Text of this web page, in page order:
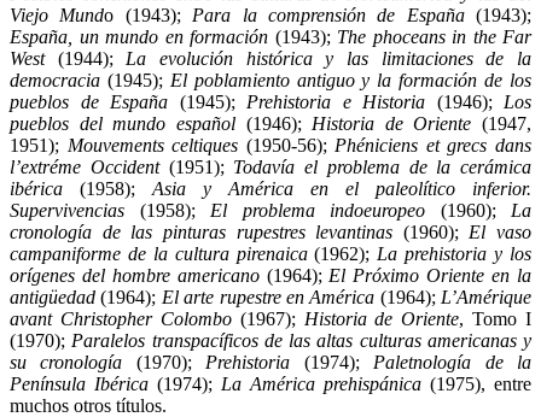
Viejo Mundo (1943); Para la comprensión de España(1943);
España, un mundo en formación (1943); The phoceans in the Far
West(1944); La evolución histórica y las limitaciones de la
democracia (1945); El poblamiento antiguo y la formación de los
pueblos de España (1945); Prehistoria e Historia (1946); Los
pueblos del mundo español(1946); Historia de Oriente (1947,
1951); Mouvements celtiques (1950-56); Phéniciens et grecs dans
l’extréme Occident(1951); Todavía el problema de la cerámica
ibérica (1958); Asia y América en el paleolítico inferior.
Supervivencias (1958); El problema indoeuropeo (1960); La
cronología de las pinturas rupestres levantinas (1960); El vaso
campaniforme de la cultura pirenaica(1962); La prehistoria y los
orígenes del hombre americano(1964); El Próximo Oriente en la
antigüedad(1964); El arte rupestre en América (1964); L’Amérique
avant Christopher Colombo(1967); Historia de Oriente, Tomo I
(1970); Paralelos transpacíficos de las altas culturas americanas y
su cronología (1970); Prehistoria (1974); Paletnología de la
Península Ibérica (1974); La América prehispánica (1975), entre
muchos otros títulos.